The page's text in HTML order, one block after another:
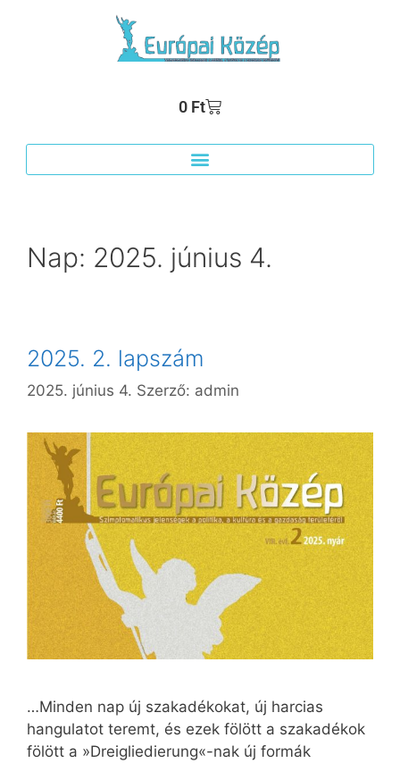
0 Ft
Nap: 2025. június 4.
2025. 2. lapszám
2025. június 4. Szerző: admin
…Minden nap új szakadékokat, új harcias
hangulatot teremt, és ezek fölött a szakadékok
fölött a »Dreigliedierung«-nak új formák